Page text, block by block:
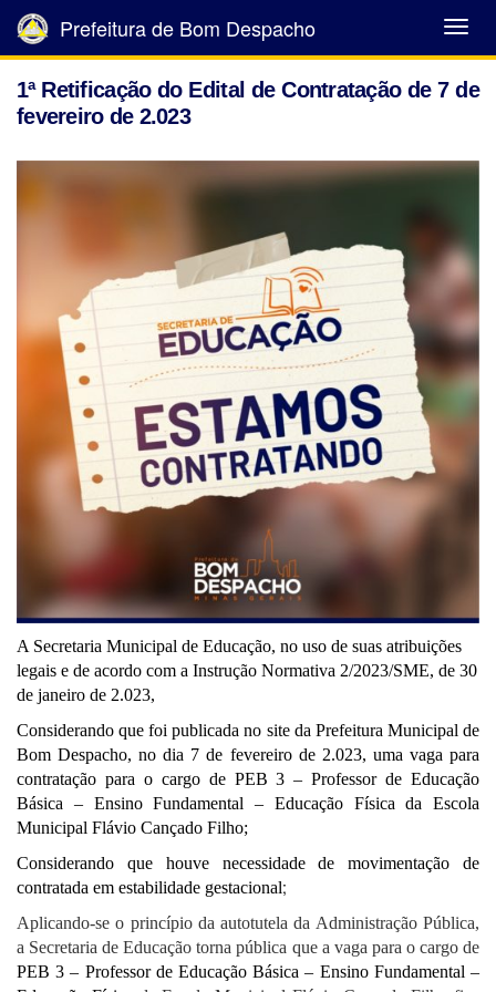
Abrir
Menu
Prefeitura de Bom Despacho
1ª Retificação do Edital de Contratação de 7 de
fevereiro de 2.023
A Secretaria Municipal de Educação, no uso de suas atribuições
legais e de acordo com a Instrução Normativa 2/2023/SME, de 30
de janeiro de 2.023,
Considerando que foi publicadano site da Prefeitura Municipal de
Bom Despacho, no dia 7 de fevereirode 2.023, uma vaga para
contratação para o cargo de PEB3 – Professor de Educação
Básica – Ensino Fundamental – Educação Físicada Escola
Municipal Flávio Cançado Filho;
Considerando que houvenecessidade de movimentaçãode
contratada em estabilidade gestacional;
Aplicando-se o princípio daautotutela da Administração Pública,
a Secretaria de Educação torna pública que a vaga para o cargo de
PEB3 – Professor de Educação Básica – Ensino Fundamental –